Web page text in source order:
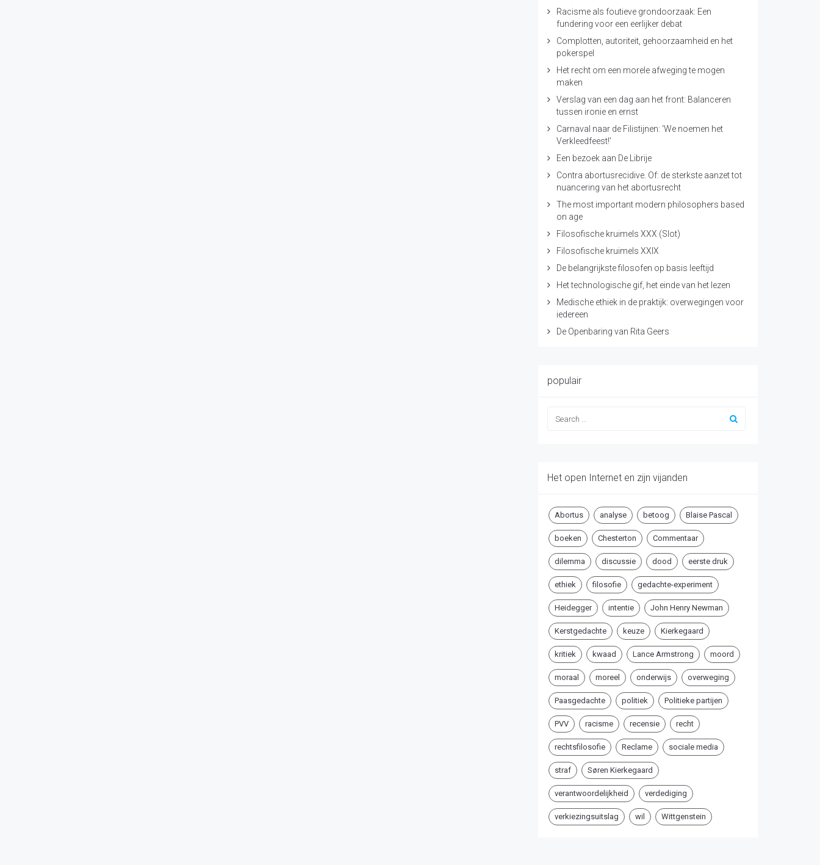
Racisme als foutieve grondoorzaak: Een
fundering voor een eerlijker debat
Complotten, autoriteit, gehoorzaamheid en het
pokerspel
Het recht om een morele afweging te mogen
maken
Verslag van een dag aan het front: Balanceren
tussen ironie en ernst
Carnaval naar de Filistijnen: ‘We noemen het
Verkleedfeest!’
Een bezoek aan De Librije
Contra abortusrecidive. Of: de sterkste aanzet tot
nuancering van het abortusrecht
The most important modern philosophers based
on age
Filosofische kruimels XXX (Slot)
Filosofische kruimels XXIX
De belangrijkste filosofen op basis leeftijd
Het technologische gif, het einde van het lezen
Medische ethiek in de praktijk: overwegingen voor
iedereen
De Openbaring van Rita Geers
populair
Het open Internet en zijn vijanden
Abortus analyse betoog Blaise Pascal
boeken Chesterton Commentaar
dilemma discussie dood eerste druk
ethiek filosofie gedachte-experiment
Heidegger intentie John Henry Newman
Kerstgedachte keuze Kierkegaard
kritiek kwaad Lance Armstrong moord
moraal moreel onderwijs overweging
Paasgedachte politiek Politieke partijen
PVV racisme recensie recht
rechtsfilosofie Reclame sociale media
straf Søren Kierkegaard
verantwoordelijkheid verdediging
verkiezingsuitslag wil Wittgenstein